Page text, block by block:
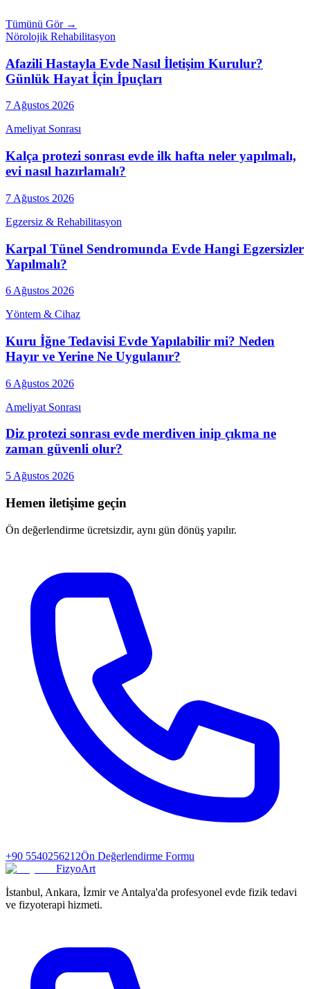
Tümünü Gör →
Nörolojik Rehabilitasyon
Afazili Hastayla Evde Nasıl İletişim Kurulur?
Günlük Hayat İçin İpuçları
7 Ağustos 2026
Ameliyat Sonrası
Kalça protezi sonrası evde ilk hafta neler yapılmalı,
evi nasıl hazırlamalı?
7 Ağustos 2026
Egzersiz & Rehabilitasyon
Karpal Tünel Sendromunda Evde Hangi Egzersizler
Yapılmalı?
6 Ağustos 2026
Yöntem & Cihaz
Kuru İğne Tedavisi Evde Yapılabilir mi? Neden
Hayır ve Yerine Ne Uygulanır?
6 Ağustos 2026
Ameliyat Sonrası
Diz protezi sonrası evde merdiven inip çıkma ne
zaman güvenli olur?
5 Ağustos 2026
Hemen iletişime geçin
Ön değerlendirme ücretsizdir, aynı gün dönüş yapılır.
+90 5540256212Ön Değerlendirme Formu
FizyoArt
İstanbul, Ankara, İzmir ve Antalya'da profesyonel evde fizik tedavi
ve fizyoterapi hizmeti.